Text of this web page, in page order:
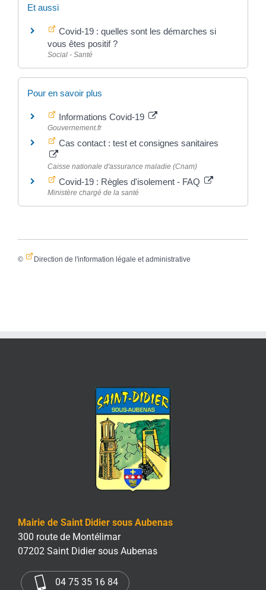
Et aussi
Covid-19 : quelles sont les démarches si
vous êtes positif ?
Social - Santé
Pour en savoir plus
Informations Covid-19
Gouvernement.fr
Cas contact : test et consignes sanitaires
Caisse nationale d'assurance maladie (Cnam)
Covid-19 : Règles d'isolement - FAQ
Ministère chargé de la santé
© Direction de l'information légale et administrative
Mairie de Saint Didier sous Aubenas
300 route de Montélimar
07202 Saint Didier sous Aubenas
04 75 35 16 84